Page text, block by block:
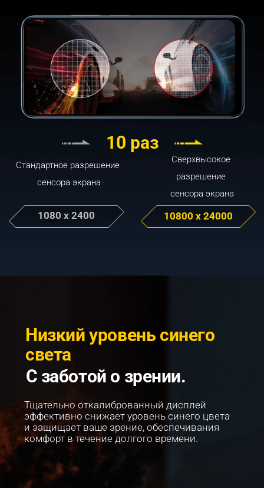
10 раз
Сверхвысокое
разрешение
сенсора экрана
10800 x 24000
Стандартное разрешение
сенсора экрана
1080 x 2400
Низкий уровень синего
света
С заботой о зрении.
Тщательно откалиброванный дисплей
эффективно снижает уровень синего цвета
и защищает ваше зрение, обеспечивания
комфорт в течение долгого времени.